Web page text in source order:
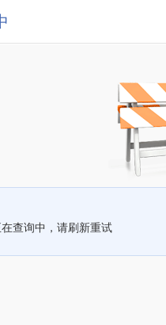
查询中，请刷新重试